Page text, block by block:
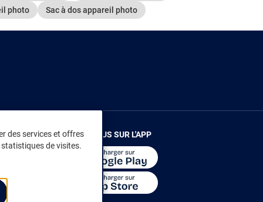
photo Sac à dos appareil photo
des services et offres
de visites.
RENDEZ-VOUS SUR L'APP